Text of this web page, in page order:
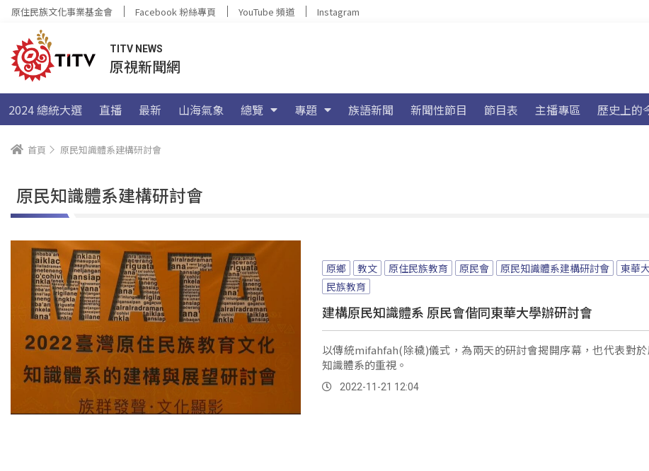
原住民族文化事業基金會 Facebook 粉絲專頁 YouTube 頻道 Instagram
TITV NEWS
原視新聞網
2024 總統大選 直播 最新 山海氣象 總覽 專題 族語新聞 新聞性節目 節目表 主播專區 歷史上的
首頁 原民知識體系建構研討會
原民知識體系建構研討會
原鄉 教文 原住民族教育 原民會 原民知識體系建構研討會
東華
民族教育
建構原民知識體系 原民會偕同東華大學辦研討會
以傳統mifahfah(除穢)儀式，為兩天的研討會揭開序幕，也代表對於
知識體系的重視。
2022-11-21 12:04